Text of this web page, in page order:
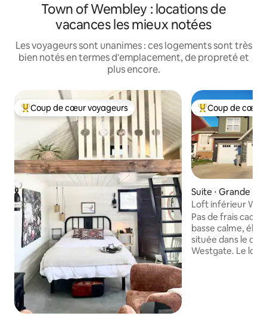
Town of Wembley : locations de
vacances les mieux notées
Les voyageurs sont unanimes : ces logements sont très
bien notés en termes d'emplacement, de propreté et
plus encore.
Coups de cœur voyageurs les plus appréciés
Coup de cœur voyageurs Coups de cœur
Coup de cœur
Suite ⋅ Grande
Loft inférieur
Pas de frais
basse calme,
située dans le
Westgate. Le